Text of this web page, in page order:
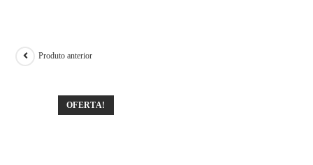
OFERTA!
Produto anterior